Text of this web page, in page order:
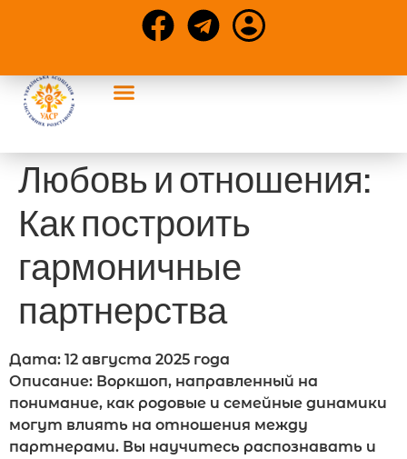
Любовь и отношения:
Как построить
гармоничные
партнерства
Дата: 12 августа 2025 года
Описание: Воркшоп, направленный на
понимание, как родовые и семейные динамики
могут влиять на отношения между
партнерами. Вы научитесь распознавать и